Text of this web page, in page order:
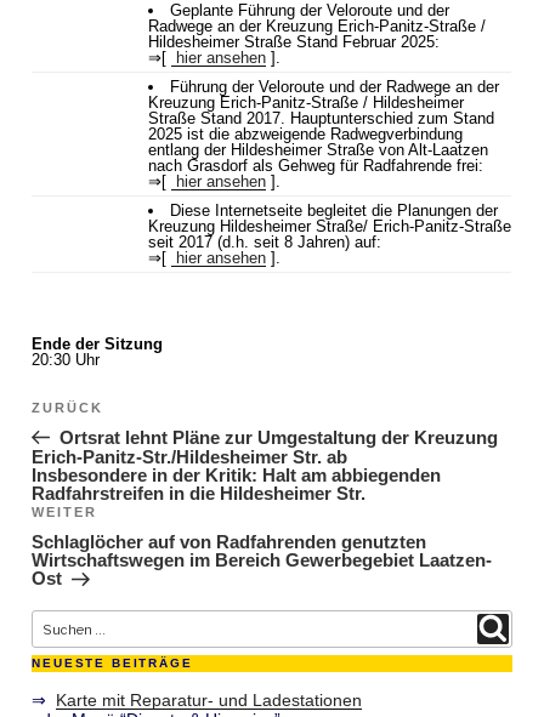
Geplante Führung der Veloroute und der
Radwege an der Kreuzung Erich-Panitz-Straße /
Hildesheimer Straße Stand Februar 2025:
⇒[
hier ansehen].
Führung der Veloroute und der Radwege an der
Kreuzung Erich-Panitz-Straße / Hildesheimer
Straße Stand 2017. Hauptunterschied zum Stand
2025 ist die abzweigende Radwegverbindung
entlang der Hildesheimer Straße von Alt-Laatzen
nach Grasdorf als Gehweg für Radfahrende frei:
⇒[
hier ansehen].
Diese Internetseite begleitet die Planungen der
Kreuzung Hildesheimer Straße/ Erich-Panitz-Straße
seit 2017 (d.h. seit 8 Jahren) auf:
⇒[
hier ansehen].
Ende der Sitzung
20:30 Uhr
ZURÜCK
Ortsrat lehnt Pläne zur Umgestaltung der Kreuzung
Erich-Panitz-Str./Hildesheimer Str. ab
Insbesondere in der Kritik: Halt am abbiegenden
Radfahrstreifen in die Hildesheimer Str.
WEITER
Schlaglöcher auf von Radfahrenden genutzten
Wirtschaftswegen im Bereich Gewerbegebiet Laatzen-
Ost
NEUESTE BEITRÄGE
⇒ Karte mit Reparatur- und Ladestationen